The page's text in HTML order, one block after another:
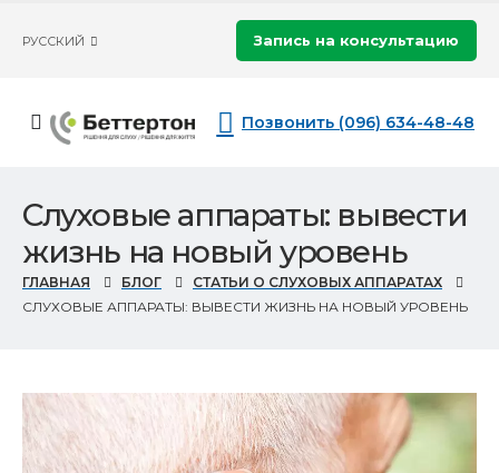
РУССКИЙ Запись на консультацию
Позвонить (096) 634-48-48
Слуховые аппараты: вывести
жизнь на новый уровень
ГЛАВНАЯ БЛОГ
СТАТЬИ О СЛУХОВЫХ АППАРАТАХ
СЛУХОВЫЕ АППАРАТЫ: ВЫВЕСТИ ЖИЗНЬ НА НОВЫЙ УРОВЕНЬ